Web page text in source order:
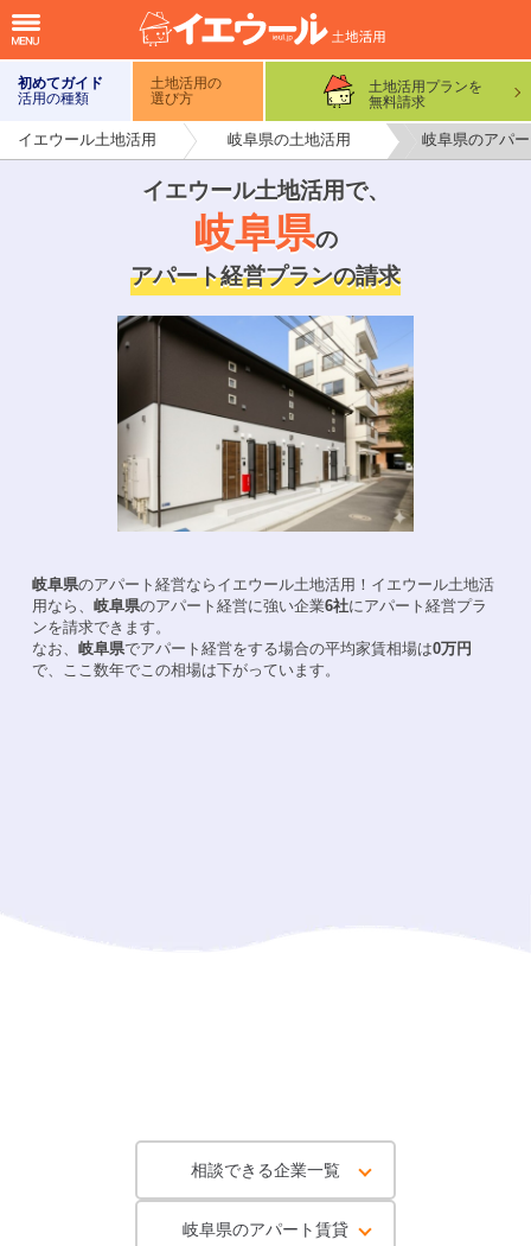
初めてガイド
活用の種類
土地活用の
選び方
土地活用プランを
無料請求
イエウール土地活用 岐阜県の土地活用 岐阜県のアパ
イエウール土地活用で、
岐阜県の
アパート経営プランの請求
岐阜県のアパート経営ならイエウール土地活用！ イエウール土地活
用なら、岐阜県のアパート経営に強い企業6社にアパート経営プラ
ンを請求できます。
なお、岐阜県でアパート経営をする場合の平均家賃相場は0万円
で、ここ数年でこの相場は下がっています。
相談できる企業一覧
岐阜県のアパート賃貸